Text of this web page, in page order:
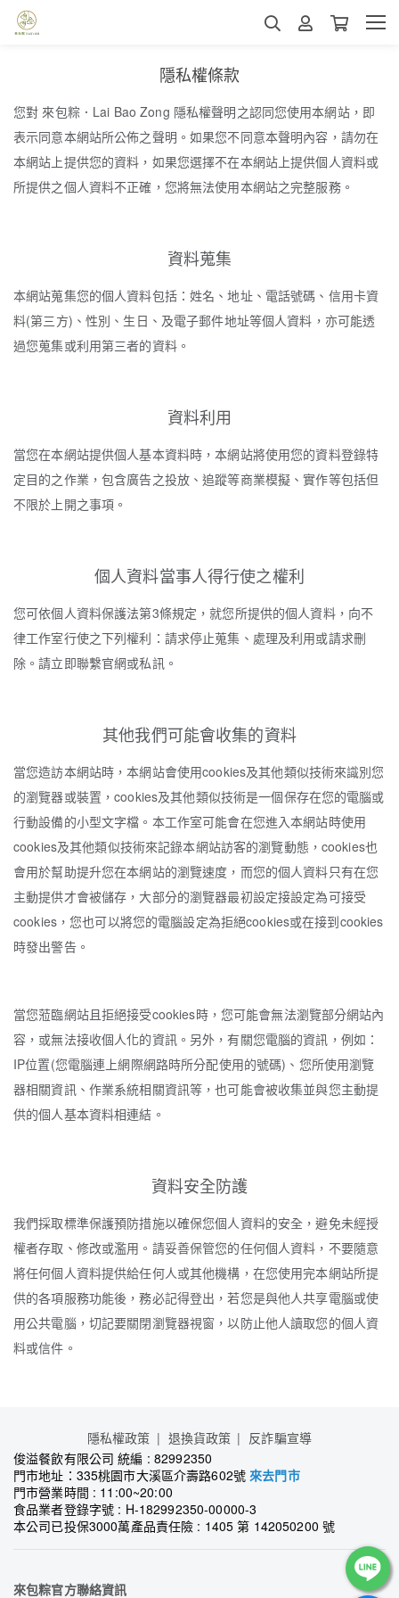
隱私權條款
您對 來包粽．Lai Bao Zong 隱私權聲明之認同您使用本網站，即
表示同意本網站所公佈之聲明。如果您不同意本聲明內容，請勿在
本網站上提供您的資料，如果您選擇不在本網站上提供個人資料或
所提供之個人資料不正確，您將無法使用本網站之完整服務。
資料蒐集
本網站蒐集您的個人資料包括：姓名、地址、電話號碼、信用卡資
料(第三方)、性別、生日、及電子郵件地址等個人資料，亦可能透
過您蒐集或利用第三者的資料。
資料利用
當您在本網站提供個人基本資料時，本網站將使用您的資料登錄特
定目的之作業，包含廣告之投放、追蹤等商業模擬、實作等包括但
不限於上開之事項。
個人資料當事人得行使之權利
您可依個人資料保護法第3條規定，就您所提供的個人資料，向不
律工作室行使之下列權利：請求停止蒐集、處理及利用或請求刪
除。請立即聯繫官網或私訊。
其他我們可能會收集的資料
當您造訪本網站時，本網站會使用cookies及其他類似技術來識別您
的瀏覽器或裝置，cookies及其他類似技術是一個保存在您的電腦或
行動設備的小型文字檔。本工作室可能會在您進入本網站時使用
cookies及其他類似技術來記錄本網站訪客的瀏覽動態，cookies也
會用於幫助提升您在本網站的瀏覽速度，而您的個人資料只有在您
主動提供才會被儲存，大部分的瀏覽器最初設定接設定為可接受
cookies，您也可以將您的電腦設定為拒絕cookies或在接到cookies
時發出警告。
當您蒞臨網站且拒絕接受cookies時，您可能會無法瀏覽部分網站內
容，或無法接收個人化的資訊。另外，有關您電腦的資訊，例如：
IP位置(您電腦連上網際網路時所分配使用的號碼)、您所使用瀏覽
器相關資訊、作業系統相關資訊等，也可能會被收集並與您主動提
供的個人基本資料相連結。
資料安全防護
我們採取標準保護預防措施以確保您個人資料的安全，避免未經授
權者存取、修改或濫用。請妥善保管您的任何個人資料，不要隨意
將任何個人資料提供給任何人或其他機構，在您使用完本網站所提
供的各項服務功能後，務必記得登出，若您是與他人共享電腦或使
用公共電腦，切記要關閉瀏覽器視窗，以防止他人讀取您的個人資
料或信件。
隱私權政策 退換貨政策
反詐騙宣導
俊溢餐飲有限公司 統編 : 82992350
門市地址：335桃園市大溪區介壽路602號來去門市
門市營業時間 : 11:00~20:00
食品業者登錄字號 : H-182992350-00000-3
本公司已投保3000萬產品責任險 : 1405 第 142050200 號
來包粽官方聯絡資訊